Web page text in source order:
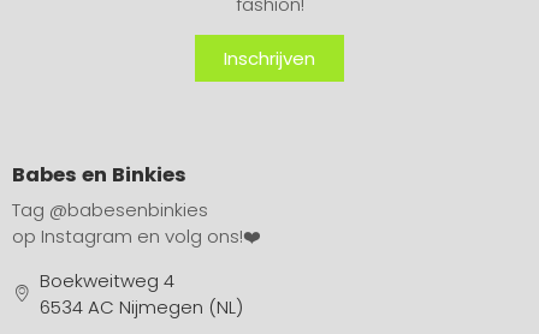
Inschrijven
Babes en Binkies
Tag @babesenbinkies
op Instagram en volg ons!❤️
Boekweitweg 4
6534 AC Nijmegen (NL)